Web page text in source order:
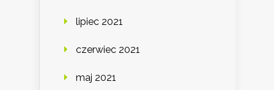
lipiec 2021
czerwiec 2021
maj 2021